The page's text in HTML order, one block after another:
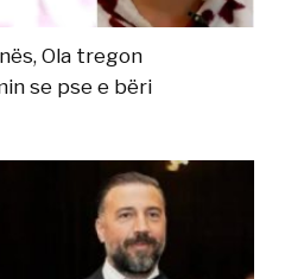
Ola tregon
se pse e bëri